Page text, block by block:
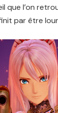
que l’on
par être